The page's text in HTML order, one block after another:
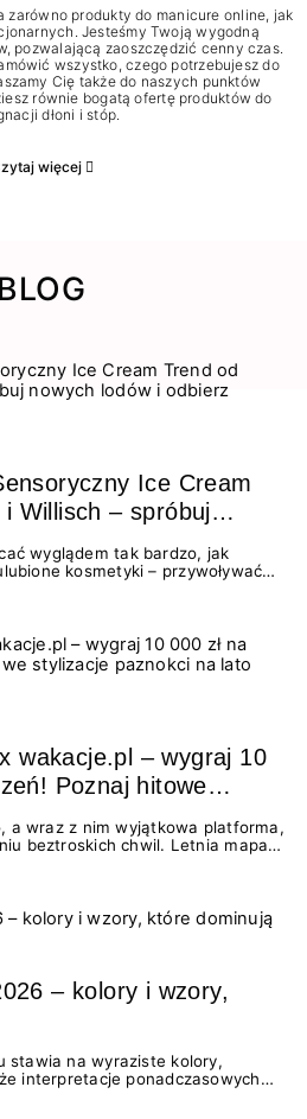
zarówno produkty do manicure online, jak
Jesteśmy Twoją wygodną
pozwalającą zaoszczędzić cenny czas.
wszystko, czego potrzebujesz do
Cię także do naszych punktów
równie bogatą ofertę produktów do
dłoni i stóp.
więcej
BLOG
Ice Cream
Willisch – spróbuj
prezent!
wyglądem tak bardzo, jak
kosmetyki – przywoływać
deserów to coś więcej niż
aksamitną teksturę,
akcent na podniebieniu. Tego lata
Willisch, tworząc unikalny projekt
wakacje.pl – wygraj 10
Poznaj hitowe
a wraz z nim wyjątkowa platforma,
beztroskich chwil. Letnia mapa
wyjazdów, przez
i kolekcjonowanie
przygotowaliśmy coś absolutnie
z wakacje.pl oraz dawkę
– kolory i wzory,
stawia na wyraziste kolory,
interpretacje ponadczasowych
inspirowanych wakacjami, jak